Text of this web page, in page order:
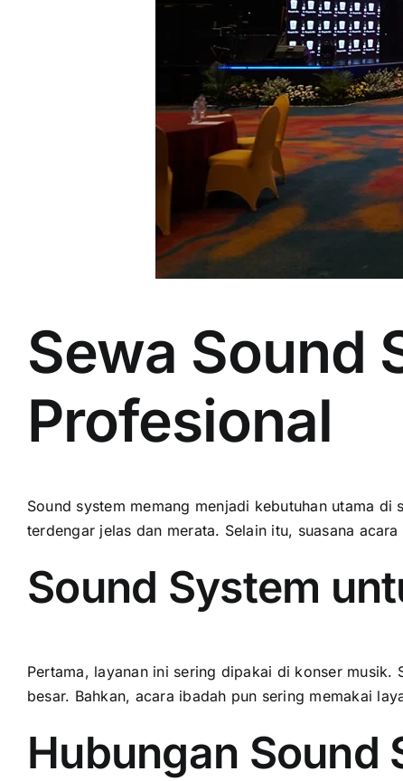
Sewa Sound
Profesional
Sound system memang menjadi kebutuhan utama
terdengar jelas dan merata. Selain itu, suasana
Sound System
Pertama, layanan ini sering dipakai di konser
besar. Bahkan, acara ibadah pun sering memakai
Hubungan Sound